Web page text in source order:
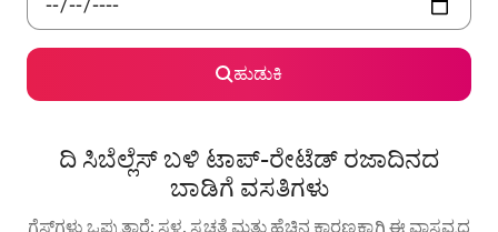
ಹುಡುಕಿ
ದಿ ಸಿಬೆಲ್ಲೆಸ್ ಬಳಿ ಟಾಪ್-ರೇಟೆಡ್ ರಜಾದಿನದ
ಬಾಡಿಗೆ ವಸತಿಗಳು
ಗೆಸ್ಟ್‌ಗಳು ಒಪ್ಪುತ್ತಾರೆ: ಸ್ಥಳ, ಸ್ವಚ್ಛತೆ ಮತ್ತು ಹೆಚ್ಚಿನ ಕಾರಣಕ್ಕಾಗಿ ಈ ವಾಸ್ತವ್ಯದ